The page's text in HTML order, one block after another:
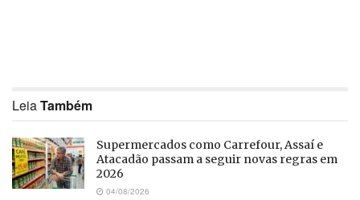
LeiaTambém
Supermercados como Carrefour, Assaí e
Atacadão passam a seguir novas regras em
2026
04/08/2026